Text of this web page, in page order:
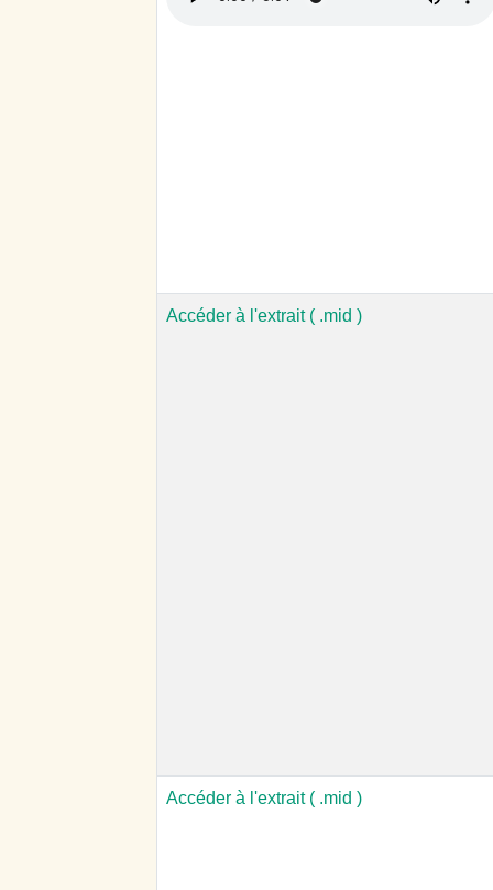
Accéder à l'extrait ( .mid )
Accéder à l'extrait ( .mid )